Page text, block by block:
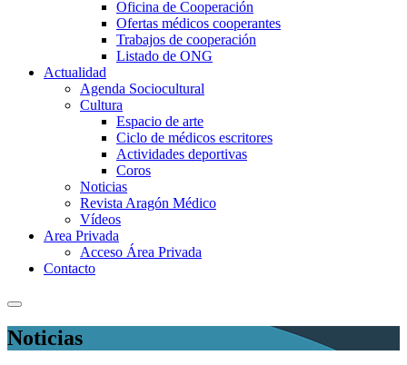
Oficina de Cooperación
Ofertas médicos cooperantes
Trabajos de cooperación
Listado de ONG
Actualidad
Agenda Sociocultural
Cultura
Espacio de arte
Ciclo de médicos escritores
Actividades deportivas
Coros
Noticias
Revista Aragón Médico
Vídeos
Area Privada
Acceso Área Privada
Contacto
Noticias